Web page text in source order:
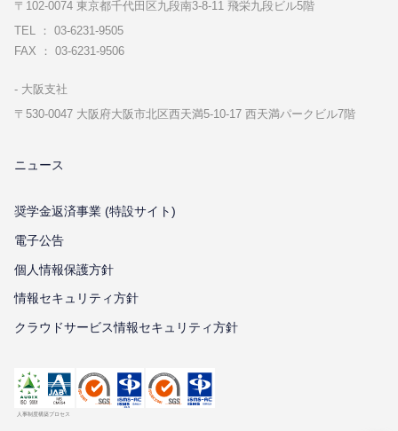
〒102-0074 東京都千代⽥区九段南3-8-11 飛栄九段ビル5階
TEL ： 03-6231-9505
FAX ： 03-6231-9506
⼤阪⽀社
〒530-0047 ⼤阪府⼤阪市北区⻄天満5-10-17 ⻄天満パークビル7階
ニュース
奨学金返済事業 (特設サイト)
電子公告
個⼈情報保護⽅針
情報セキュリティ⽅針
クラウドサービス情報セキュリティ方針